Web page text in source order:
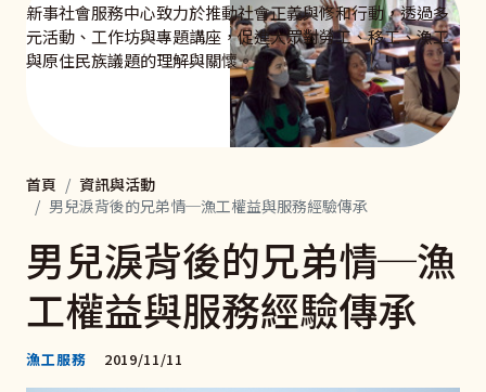
新事社會服務中心致力於推動社會正義與修和行動，透過多
元活動、工作坊與專題講座，促進大眾對勞工、移工、漁工
與原住民族議題的理解與關懷。
首頁
資訊與活動
男兒淚背後的兄弟情─漁工權益與服務經驗傳承
男兒淚背後的兄弟情─漁
工權益與服務經驗傳承
漁工服務 2019/11/11